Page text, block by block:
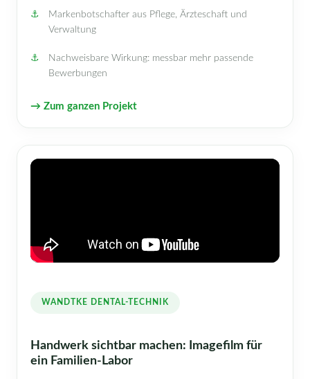
Markenbotschafter aus Pflege, Ärzteschaft und
Verwaltung
Nachweisbare Wirkung: messbar mehr passende
Bewerbungen
→ Zum ganzen Projekt
WANDTKE DENTAL-TECHNIK
Handwerk sichtbar machen: Imagefilm für
ein Familien-Labor